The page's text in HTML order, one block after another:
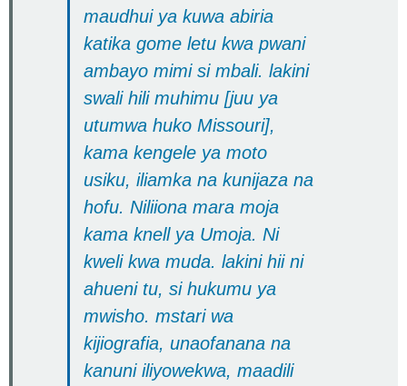
maudhui ya kuwa abiria
katika gome letu kwa pwani
ambayo mimi si mbali. lakini
swali hili muhimu [juu ya
utumwa huko Missouri],
kama kengele ya moto
usiku, iliamka na kunijaza na
hofu. Niliiona mara moja
kama knell ya Umoja. Ni
kweli kwa muda. lakini hii ni
ahueni tu, si hukumu ya
mwisho. mstari wa
kijiografia, unaofanana na
kanuni iliyowekwa, maadili